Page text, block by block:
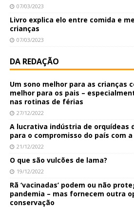
07/03/2023
Livro explica elo entre comida e
crianças
07/03/2023
DA REDAÇÃO
Um sono melhor para as crianças
melhor para os pais –
nas rotinas de férias
27/12/2022
A lucrativa indústria de orquídeas
para o compromisso do país com
21/12/2022
O que são vulcões de lama?
19/12/2022
Rã ‘vacinadas’ podem ou não
pandemia – mas fornecem outra
conservação